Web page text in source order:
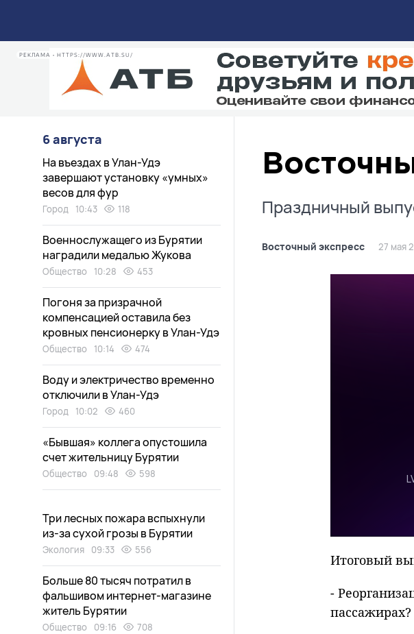
РЕКЛАМА • HTTPS://WWW.ATB.SU/
Праздничный
Восточный экспресс 27 мая
Итоговый
-
пассажирах?
6 августа
На въездах в Улан-Удэ
завершают установку «умных»
весов для фур
Город 10:43 118
Военнослужащего из Бурятии
наградили медалью Жукова
Общество 10:28 453
Погоня за призрачной
компенсацией оставила без
кровных пенсионерку в Улан-Удэ
Общество 10:14 474
Воду и электричество временно
отключили в Улан-Удэ
Город 10:02 460
«Бывшая» коллега опустошила
счет жительницу Бурятии
Общество 09:48 598
Три лесных пожара вспыхнули
из-за сухой грозы в Бурятии
Экология 09:33 556
Больше 80 тысяч потратил в
фальшивом интернет-магазине
житель Бурятии
Общество 09:16 708